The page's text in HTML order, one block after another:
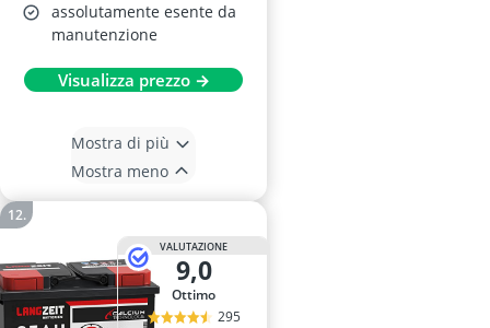
assolutamente esente da
manutenzione
Visualizza prezzo →
Mostra di più
Mostra meno
VALUTAZIONE
9,0
Ottimo
295